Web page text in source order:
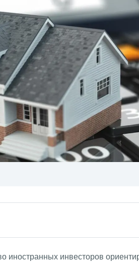
иностранных инвесторов